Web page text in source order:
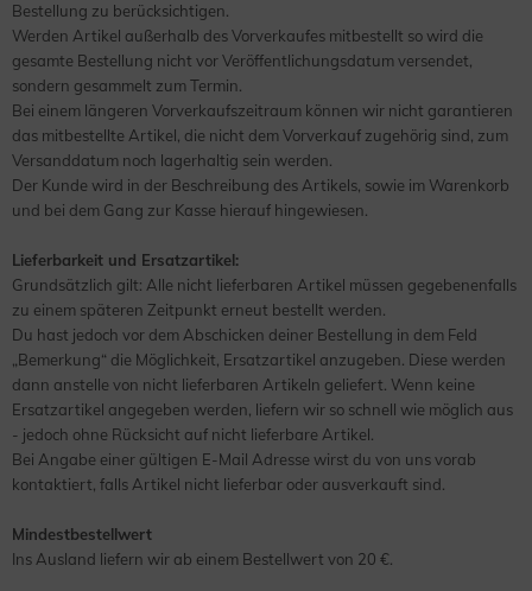
Bestellung zu berücksichtigen.
Werden Artikel außerhalb des Vorverkaufes mitbestellt so wird die
gesamte Bestellung nicht vor Veröffentlichungsdatum versendet,
sondern gesammelt zum Termin.
Bei einem längeren Vorverkaufszeitraum können wir nicht garantieren
das mitbestellte Artikel, die nicht dem Vorverkauf zugehörig sind, zum
Versanddatum noch lagerhaltig sein werden.
Der Kunde wird in der Beschreibung des Artikels, sowie im Warenkorb
und bei dem Gang zur Kasse hierauf hingewiesen.
Lieferbarkeit und Ersatzartikel:
Grundsätzlich gilt: Alle nicht lieferbaren Artikel müssen gegebenenfalls
zu einem späteren Zeitpunkt erneut bestellt werden.
Du hast jedoch vor dem Abschicken deiner Bestellung in dem Feld
„Bemerkung“ die Möglichkeit, Ersatzartikel anzugeben. Diese werden
dann anstelle von nicht lieferbaren Artikeln geliefert. Wenn keine
Ersatzartikel angegeben werden, liefern wir so schnell wie möglich aus
- jedoch ohne Rücksicht auf nicht lieferbare Artikel.
Bei Angabe einer gültigen E-Mail Adresse wirst du von uns vorab
kontaktiert, falls Artikel nicht lieferbar oder ausverkauft sind.
Mindestbestellwert
Ins Ausland liefern wir ab einem Bestellwert von 20 €.